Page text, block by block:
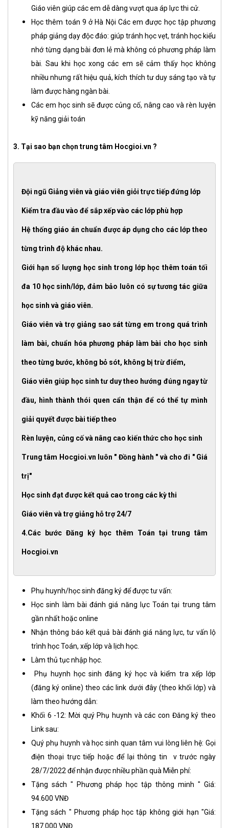
Giáo viên giúp các em dễ dàng vượt qua áp lực thi cử.
Học thêm toán 9 ở Hà Nội Các em được học tập phương
pháp giảng dạy độc đáo: giúp tránh học vẹt, tránh học kiểu
nhớ từng dạng bài đơn lẻ mà không có phương pháp làm
bài. Sau khi học xong các em sẽ cảm thấy học không
nhiều nhưng rất hiệu quả, kích thích tư duy sáng tạo và tự
làm được hàng ngàn bài.
Các em học sinh sẽ được củng cố, nâng cao và rèn luyện
kỹ năng giải toán
3. Tại sao bạn chọn trung tâm Hocgioi.vn ?
Đội ngũ Giảng viên và giáo viên giỏi trực tiếp đứng lớp
Kiểm tra đầu vào để sắp xếp vào các lớp phù hợp
Hệ thống giáo án chuẩn được áp dụng cho các lớp theo
từng trình độ khác nhau.
Giới hạn số lượng học sinh trong lớp học thêm toán tối
đa 10 học sinh/lớp, đảm bảo luôn có sự tương tác giữa
học sinh và giáo viên.
Giáo viên và trợ giảng sao sát từng em trong quá trình
làm bài, chuẩn hóa phương pháp làm bài cho học sinh
theo từng bước, không bỏ sót, không bị trừ điểm,
Giáo viên giúp học sinh tư duy theo hướng đúng ngay từ
đầu, hình thành thói quen cẩn thận để có thể tự mình
giải quyết được bài tiếp theo
Rèn luyện, củng cố và nâng cao kiến thức cho học sinh
Trung tâm Hocgioi.vn luôn " Đồng hành " và cho đi " Giá
trị"
Học sinh đạt được kết quả cao trong các kỳ thi
Giáo viên và trợ giảng hỗ trợ 24/7
​4.Các bước Đăng ký học thêm Toán tại trung tâm
Hocgioi.vn
Phụ huynh/học sinh đăng ký để được tư vấn:
Học sinh làm bài đánh giá năng lực Toán tại trung tâm
gần nhất hoặc online
Nhận thông báo kết quả bài đánh giá năng lực, tư vấn lộ
trình học Toán, xếp lớp và lịch học.
Làm thủ tục nhập học.
Phụ huynh học sinh đăng ký học và kiểm tra xếp lớp
(đăng ký online) theo các link dưới đây (theo khối lớp) và
làm theo hướng dẫn:
Khối 6 -12: Mời quý Phụ huynh và các con Đăng ký theo
Link sau:
Quý phụ huynh và học sinh quan tâm vui lòng liên hệ: Gọi
điện thoại trực tiếp hoặc để lại thông tin v trước ngày
28/7/2022 để nhận được nhiều phần quà Miễn phí:
Tặng sách " Phương pháp học tập thông minh " Giá:
94.600 VNĐ
Tặng sách " Phương pháp học tập không giới hạn "Giá:
187.000 VNĐ